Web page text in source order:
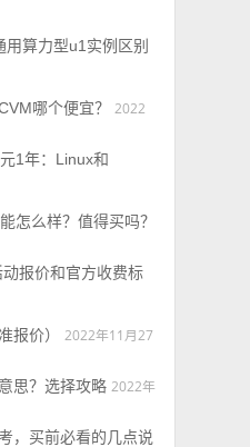
算力型u1实例区别
哪个便宜？
2022
1年：Linux和
怎么样？值得买吗？
报价和官方收费标
报价）
2022年11月27
思？选择攻略 2022年
，买前必看的几点说